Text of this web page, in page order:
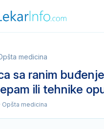
medicina
sa ranim
ili tehnike
· Opšta medicina